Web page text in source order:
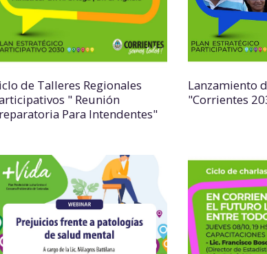
de Talleres Regionales
" Reunión
Para Intendentes"
Lanzamiento
"Corrientes